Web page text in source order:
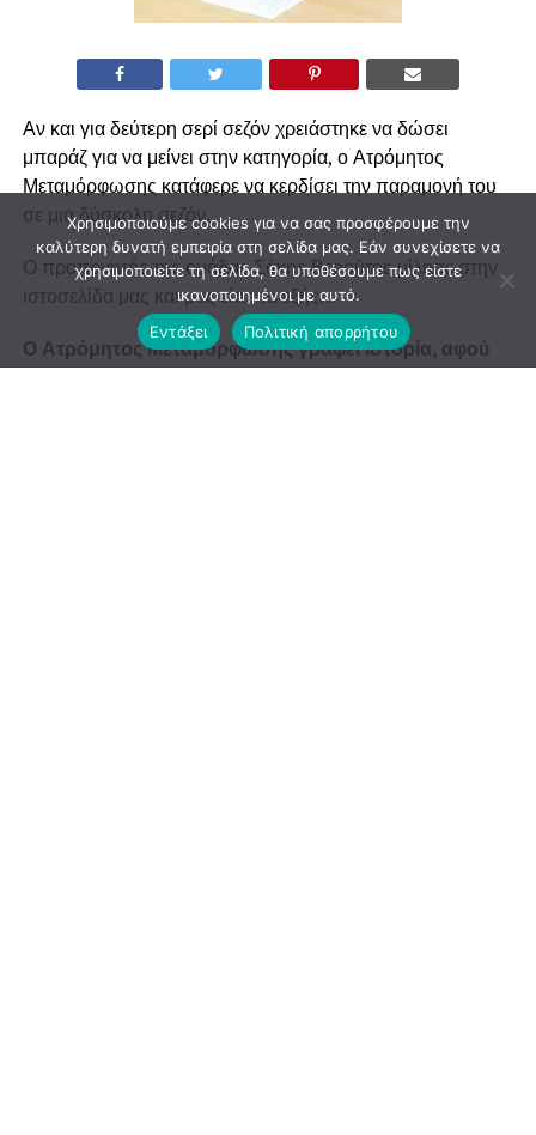
Αν και για δεύτερη σερί σεζόν χρειάστηκε να δώσει
μπαράζ για να μείνει στην κατηγορία, ο Ατρόμητος
Μεταμόρφωσης κατάφερε να κερδίσει την παραμονή του
σε μια δύσκολη σεζόν.
Ο προπονητής της ομάδας Σάκης Βερούτης μίλησε στην
ιστοσελίδα μας και μας είπε τα εξής…
Ο Ατρόμητος Μεταμόρφωσης γράφει ιστορία, αφού
Χρησιμοποιούμε cookies για να σας προσφέρουμε την
καλύτερη δυνατή εμπειρία στη σελίδα μας. Εάν συνεχίσετε να
χρησιμοποιείτε τη σελίδα, θα υποθέσουμε πως είστε
ικανοποιημένοι με αυτό.
Εντάξει
Πολιτική απορρήτου